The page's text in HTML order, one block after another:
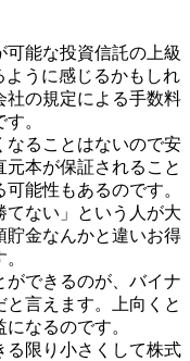
能な投資信託の上級
うに感じるかもしれ
社の規定による手数料
。
なることはないので安
本が保証されること
能性もあるのです。
てない」という人が大
貯金なんかと違いお得
ができるのが、バイナ
言えます。上向くと
なるのです。
る限り小さくして株式